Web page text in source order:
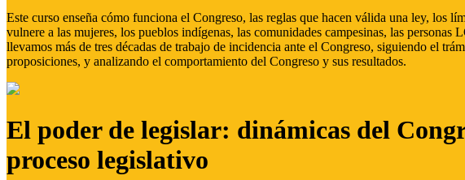
Este curso enseña cómo funciona el Congreso, las reglas que hacen válida una ley, los
vulnere a las mujeres, los pueblos indígenas, las comunidades campesinas, las
llevamos más de tres décadas de trabajo de incidencia ante el Congreso, siguiendo el
proposiciones, y analizando el comportamiento del Congreso y sus resultados.
El poder de legislar: dinámicas del
proceso legislativo